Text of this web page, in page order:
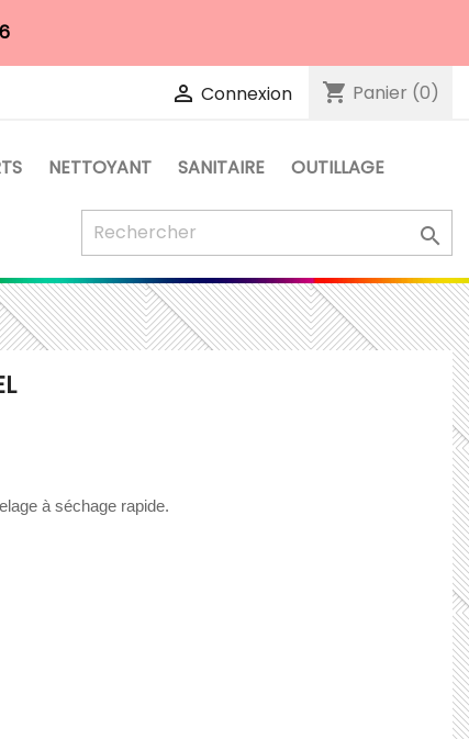
 Connexion shopping_cart Panier (0)
NETTOYANT SANITAIRE OUTILLAGE

à séchage rapide.